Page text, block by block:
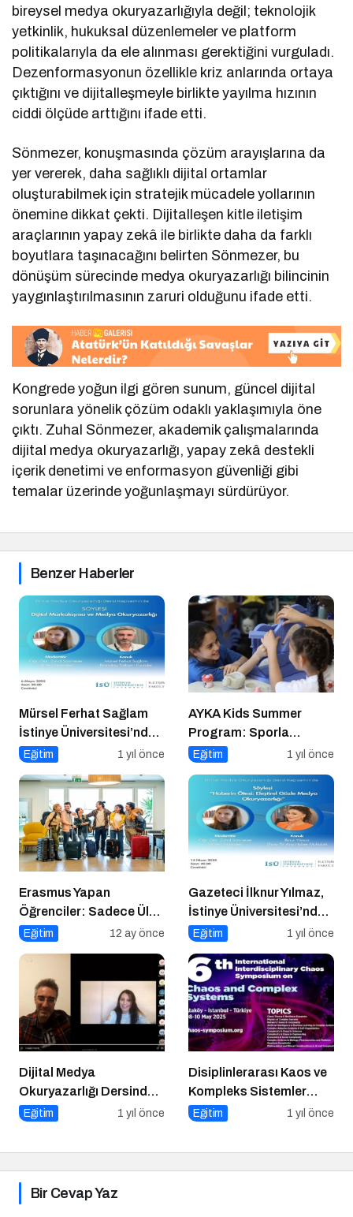
bireysel medya okuryazarlığıyla değil; teknolojik
yetkinlik, hukuksal düzenlemeler ve platform
politikalarıyla da ele alınması gerektiğini vurguladı.
Dezenformasyonun özellikle kriz anlarında ortaya
çıktığını ve dijitalleşmeyle birlikte yayılma hızının
ciddi ölçüde arttığını ifade etti.
Sönmezer, konuşmasında çözüm arayışlarına da
yer vererek, daha sağlıklı dijital ortamlar
oluşturabilmek için stratejik mücadele yollarının
önemine dikkat çekti. Dijitalleşen kitle iletişim
araçlarının yapay zekâ ile birlikte daha da farklı
boyutlara taşınacağını belirten Sönmezer, bu
dönüşüm sürecinde medya okuryazarlığı bilincinin
yaygınlaştırılmasının zaruri olduğunu ifade etti.
Kongrede yoğun ilgi gören sunum, güncel dijital
sorunlara yönelik çözüm odaklı yaklaşımıyla öne
çıktı. Zuhal Sönmezer, akademik çalışmalarında
dijital medya okuryazarlığı, yapay zekâ destekli
içerik denetimi ve enformasyon güvenliği gibi
temalar üzerinde yoğunlaşmayı sürdürüyor.
Benzer Haberler
Mürsel Ferhat Sağlam
İstinye Üniversitesi’nde
Dijital Medya
Kapsamında
Konuşacak!
Eğitim 1 yıl önce
AYKA Kids Summer
Program: Sporla
Geleceğe Yönelik Bir
Eğitim 1 yıl önce
Erasmus Yapan
Öğrenciler: Sadece Ülke
Değil, Bakış Açısı da
Eğitim 12 ay önce
Gazeteci İlknur Yılmaz,
İstinye Üniversitesi’nde
Dijital Medya
Konuğu Oldu
Eğitim 1 yıl önce
Dijital Medya
Okuryazarlığı Dersinde
Dijital Markalaşma
Eğitim 1 yıl önce
Disiplinlerarası Kaos ve
Kompleks Sistemler
Sempozyumu İçin Geri
Eğitim 1 yıl önce
Bir Cevap Yaz